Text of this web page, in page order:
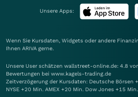
Unsere Apps:
Wenn Sie Kursdaten, Widgets oder andere
Ihnen ARIVA gerne.
Unsere User schätzen wallstreet-online.de: 4.8
Bewertungen bei www.kagels-trading.de
Zeitverzögerung der Kursdaten: Deutsche Börsen
NYSE +20 Min. AMEX +20 Min. Dow Jones +15